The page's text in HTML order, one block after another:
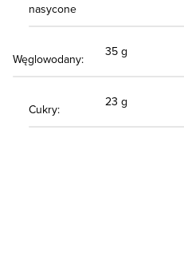
nasycone
Węglowodany:
35 g
Cukry:
23 g